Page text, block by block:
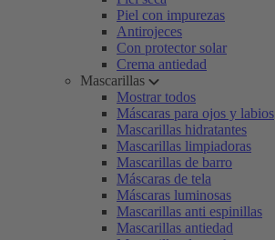
Piel con impurezas
Antirojeces
Con protector solar
Crema antiedad
Mascarillas
Mostrar todos
Máscaras para ojos y labios
Mascarillas hidratantes
Mascarillas limpiadoras
Mascarillas de barro
Máscaras de tela
Máscaras luminosas
Mascarillas anti espinillas
Mascarillas antiedad